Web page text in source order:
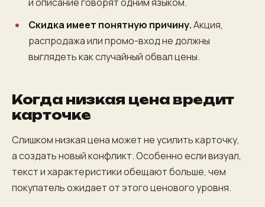
Скидка имеет понятную причину.Акция,
распродажа или промо-вход не должны
выглядеть как случайный обвал цены.
Когда низкая цена вредит
карточке
Слишком низкая цена может не усилить карточку,
а создать новый конфликт. Особенно если визуал,
текст и характеристики обещают больше, чем
покупатель ожидает от этого ценового уровня.